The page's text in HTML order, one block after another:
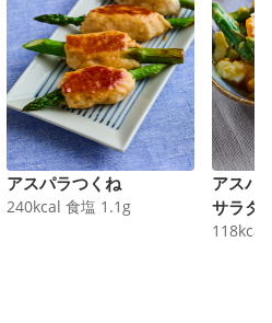
アスパラつくね
240kcal 食塩 1.1 g
アスパ
サラダ
118kcal